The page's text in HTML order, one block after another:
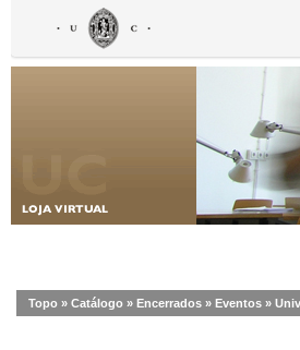
Topo » Catálogo » Encerrados » Eventos »